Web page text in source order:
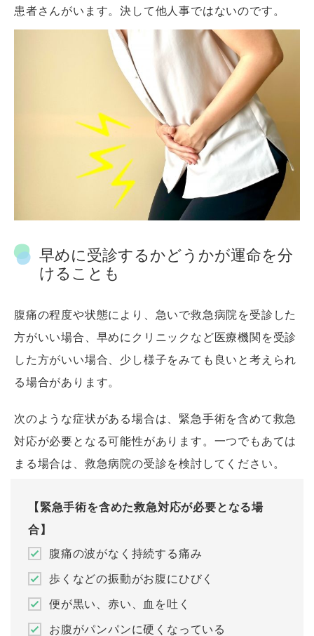
患者さんがいます。決して他人事ではないのです。
早めに受診するかどうかが運命を分
けることも
腹痛の程度や状態により、急いで救急病院を受診した
方がいい場合、早めにクリニックなど医療機関を受診
した方がいい場合、少し様子をみても良いと考えられ
る場合があります。
次のような症状がある場合は、緊急手術を含めて救急
対応が必要となる可能性があります。一つでもあては
まる場合は、救急病院の受診を検討してください。
【緊急手術を含めた救急対応が必要となる場
合】
腹痛の波がなく持続する痛み
歩くなどの振動がお腹にひびく
便が黒い、赤い、血を吐く
お腹がパンパンに硬くなっている